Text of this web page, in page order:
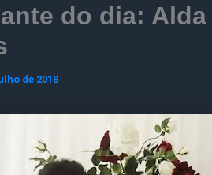
do dia: Alda
de 2018